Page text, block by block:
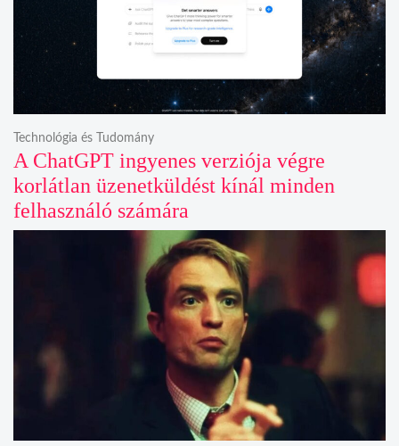
A ChatGPT ingyenes verziója végre
korlátlan üzenetküldést kínál minden
felhasználó számára
Technológia és Tudomány